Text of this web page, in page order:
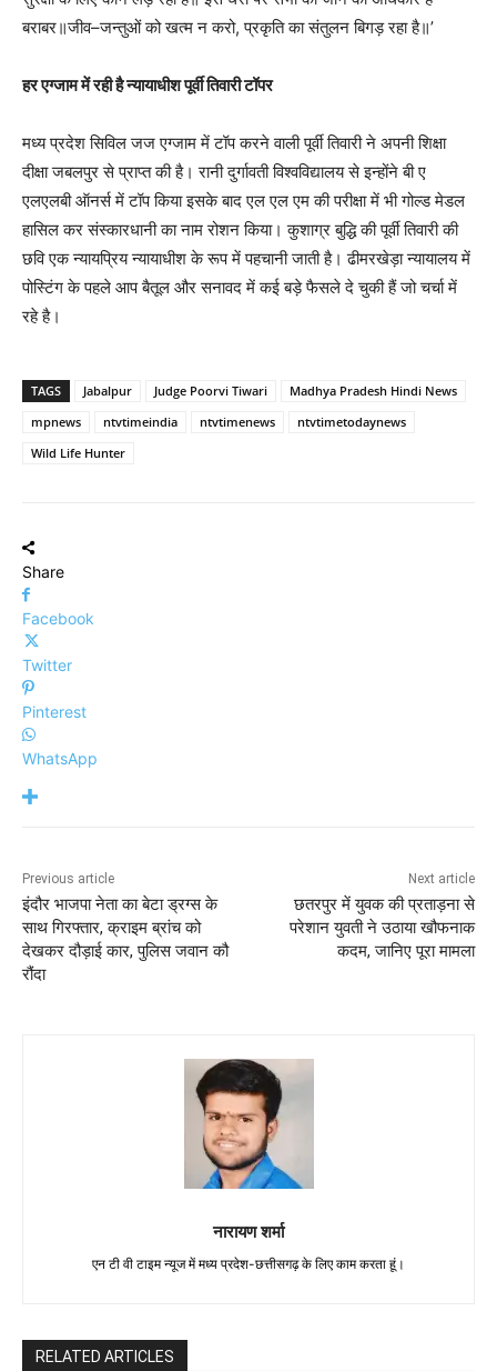
बराबर॥जीव–जन्तुओं को खत्म न करो, प्रकृति का संतुलन बिगड़ रहा है॥’
हर एग्जाम में रही है न्यायाधीश पूर्वी तिवारी टॉपर
मध्य प्रदेश सिविल जज एग्जाम में टॉप करने वाली पूर्वी तिवारी ने अपनी शिक्षा
दीक्षा जबलपुर से प्राप्त की है। रानी दुर्गावती विश्वविद्यालय से इन्होंने बी ए
एलएलबी ऑनर्स में टॉप किया इसके बाद एल एल एम की परीक्षा में भी गोल्ड मेडल
हासिल कर संस्कारधानी का नाम रोशन किया। कुशाग्र बुद्धि की पूर्वी तिवारी की
छवि एक न्यायप्रिय न्यायाधीश के रूप में पहचानी जाती है। ढीमरखेड़ा न्यायालय में
पोस्टिंग के पहले आप बैतूल और सनावद में कई बड़े फैसले दे चुकी हैं जो चर्चा में
रहे है।
TAGS Jabalpur Judge Poorvi Tiwari
Madhya Pradesh Hindi News
mpnews
ntvtimeindia ntvtimenews
ntvtimetodaynews
Wild Life Hunter
Share
Facebook
Twitter
Pinterest
WhatsApp
Previous article
इंदौर भाजपा नेता का बेटा ड्रग्स के
साथ गिरफ्तार, क्राइम ब्रांच को
देखकर दौड़ाई कार, पुलिस जवान कौ
रौंदा
Next article
छतरपुर में युवक की प्रताड़ना से
परेशान युवती ने उठाया खौफनाक
कदम, जानिए पूरा मामला
नारायण शर्मा
एन टी वी टाइम न्यूज में मध्य प्रदेश-छत्तीसगढ़ के लिए काम करता हूं।
RELATED ARTICLES